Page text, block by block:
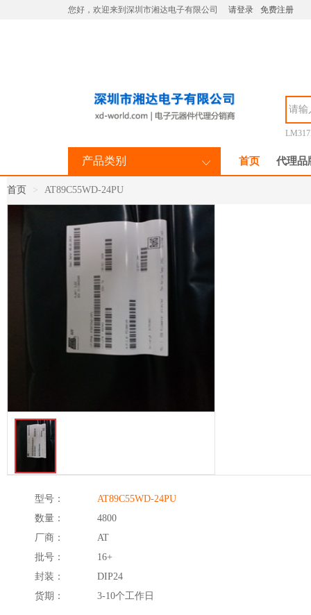
您好，欢迎来到深圳市湘达电子有限公司 请登录 免费注册
产品类别 首页 代理品
首页 AT89C55WD-24PU
型号：
AT89C55WD-24PU
数量：
4800
厂商：
AT
批号：
16+
封装：
DIP24
货期：
3-10个工作日